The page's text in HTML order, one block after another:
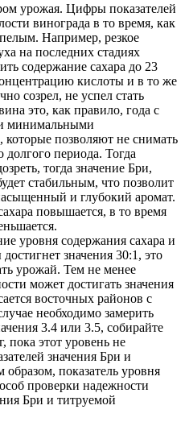
урожая. Цифры показателей
винограда в то время, как
Например, резкое
на последних стадиях
содержание сахара до 23
кислоты и в то же
созрел, не успел стать
это, как правило, года с
минимальными
позволяют не снимать
долгого периода. Тогда
тогда значение Бри,
стабильным, что позволит
и глубокий аромат.
повышается, в то время
уровня содержания сахара и
значения 30:1, это
урожай. Тем не менее
может достигать значения
восточных районов с
необходимо замерить
3.4 или 3.5, собирайте
пока этот уровень не
значения Бри и
показатель уровня
проверки надежности
Бри и титруемой